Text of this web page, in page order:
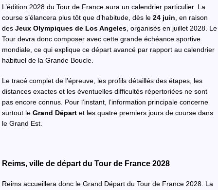
L’édition 2028 du Tour de France aura un calendrier particulier. La
course s’élancera plus tôt que d’habitude, dès le 24 juin , en raison
des Jeux Olympiques de Los Angeles , organisés en juillet 2028. Le
Tour devra donc composer avec cette grande échéance sportive
mondiale, ce qui explique ce départ avancé par rapport au calendrier
habituel de la Grande Boucle.
Le tracé complet de l’épreuve, les profils détaillés des étapes, les
distances exactes et les éventuelles difficultés répertoriées ne sont
pas encore connus. Pour l’instant, l’information principale concerne
surtout le Grand Départ et les quatre premiers jours de course dans
le Grand Est.
Reims, ville de départ du Tour de France 2028
Reims accueillera donc le Grand Départ du Tour de France 2028. La